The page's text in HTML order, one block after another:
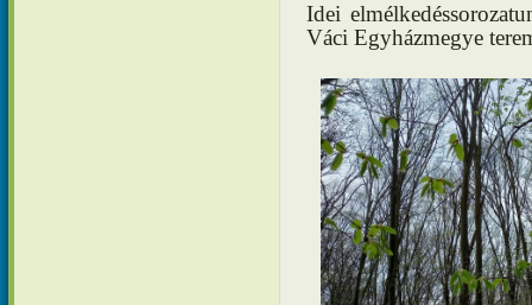
Idei
Váci Egyházmegye